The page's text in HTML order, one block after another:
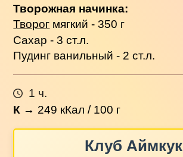
Творожная начинка:
Творог мягкий - 350 г
Сахар - 3 ст.л.
Пудинг ванильный - 2 ст.л.
1 ч.
К → 249 кКал / 100 г
Клуб Аймкук